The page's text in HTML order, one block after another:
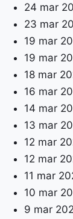
24 mar
23 mar
19 mar
19 mar
18 mar
16 mar
14 mar
13 mar
12 mar
12 mar
11 mar
10 mar
9 mar